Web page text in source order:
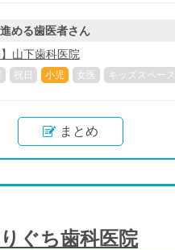
める歯医者さん
山下歯科医院
祝日 小児 女医 キッズスペース
まとめ
ぐち歯科医院